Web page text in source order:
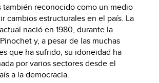
también reconocido como un medio
cambios estructurales en el país. La
nació en 1980, durante la
y, a pesar de las muchas
que ha sufrido, su idoneidad ha
por varios sectores desde el
a la democracia.